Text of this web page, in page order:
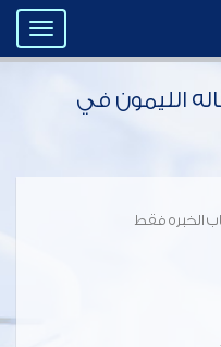
Toggle
الليمون في
الخبره فقط